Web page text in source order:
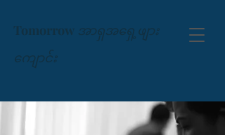
Tomorrow အာရှအရှေ့ဖျား
ကျောင်း